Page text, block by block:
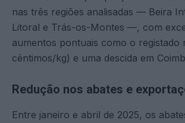
nas três regiões analisadas — Beira
Litoral e Trás-os-Montes —, com
aumentos pontuais como o registado
cêntimos/kg) e uma descida em
Redução nos abates e
Entre janeiro e abril de 2025, os